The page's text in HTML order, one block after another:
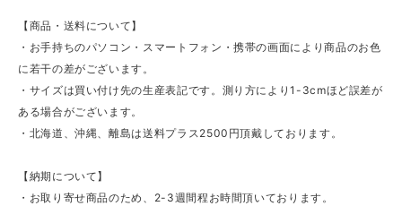
【商品・送料について】
・お手持ちのパソコン・スマートフォン・携帯の画面により商品のお色
に若干の差がございます。
・サイズは買い付け先の生産表記です。測り方により1-3cmほど誤差が
ある場合がございます。
・北海道、沖縄、離島は送料プラス2500円頂戴しております。
【納期について】
・お取り寄せ商品のため、2-3週間程お時間頂いております。